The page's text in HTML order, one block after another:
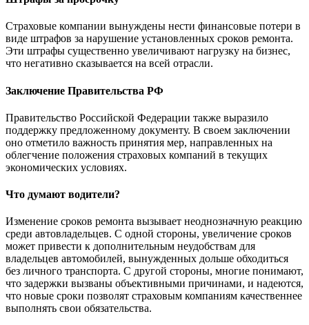
Страховые компании вынуждены нести финансовые потери в
виде штрафов за нарушение установленных сроков ремонта.
Эти штрафы существенно увеличивают нагрузку на бизнес,
что негативно сказывается на всей отрасли.
Заключение Правительства РФ
Правительство Российской Федерации также выразило
поддержку предложенному документу. В своем заключении
оно отметило важность принятия мер, направленных на
облегчение положения страховых компаний в текущих
экономических условиях.
Что думают водители?
Изменение сроков ремонта вызывает неоднозначную реакцию
среди автовладельцев. С одной стороны, увеличение сроков
может привести к дополнительным неудобствам для
владельцев автомобилей, вынужденных дольше обходиться
без личного транспорта. С другой стороны, многие понимают,
что задержки вызваны объективными причинами, и надеются,
что новые сроки позволят страховым компаниям качественнее
выполнять свои обязательства.